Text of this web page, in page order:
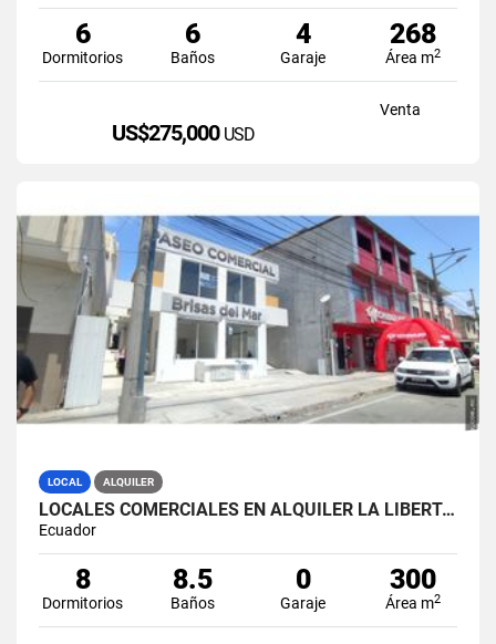
6
Dormitorios
6
Baños
4
Garaje
268
Área m2
Venta
US$275,000 USD
LOCAL ALQUILER
LOCALES COMERCIALES EN ALQUILER LA LIBERTAD AV. 9 OCTUBRE
Ecuador
8
Dormitorios
8.5
Baños
0
Garaje
300
Área m2